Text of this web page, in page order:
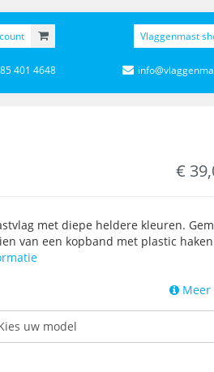
Vlaggenmast
401 4648
€
met diepe heldere kleuren.
van een kopband met plastic